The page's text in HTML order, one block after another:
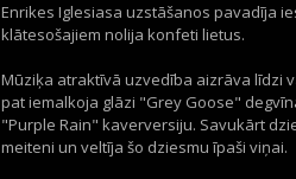
Enrikes Iglesiasa uzstāšanos pavadīja
klātesošajiem nolija konfeti lietus.
Mūziķa atraktīvā uzvedība aizrāva līdzi
pat iemalkoja glāzi "Grey Goose"
"Purple Rain" kaverversiju. Savukārt
meiteni un veltīja šo dziesmu īpaši viņai.